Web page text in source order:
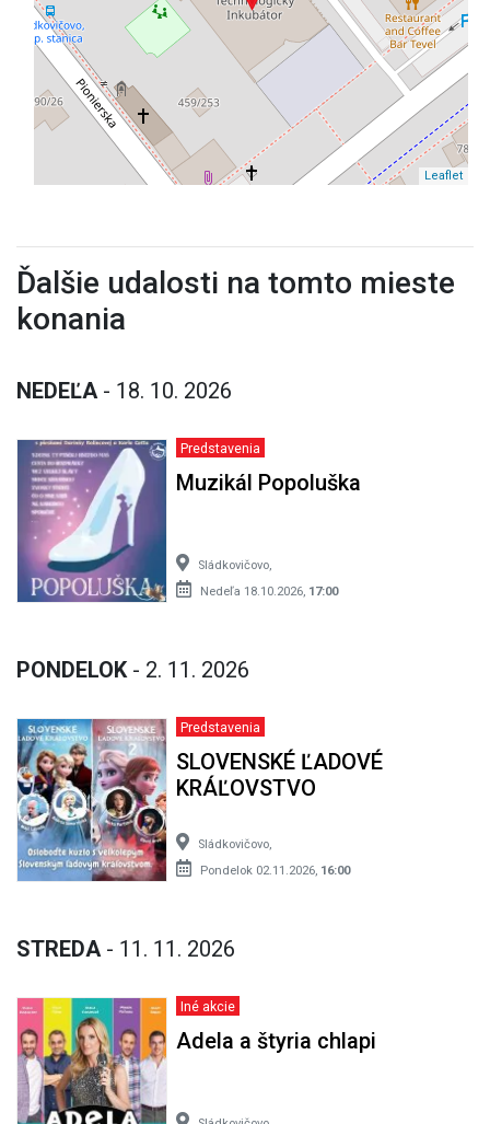
Leaflet
Ďalšie udalosti na tomto mieste
konania
NEDEĽA - 18. 10. 2026
Predstavenia
Muzikál Popoluška
Sládkovičovo,
Nedeľa 18.10.2026, 17:00
PONDELOK - 2. 11. 2026
Predstavenia
SLOVENSKÉ ĽADOVÉ
KRÁĽOVSTVO
Sládkovičovo,
Pondelok 02.11.2026, 16:00
STREDA - 11. 11. 2026
Iné akcie
Adela a štyria chlapi